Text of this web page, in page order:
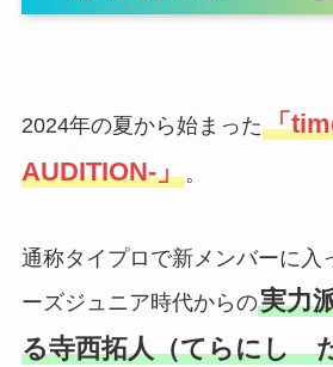
2024年の夏から始まった「
AUDITION-」。
通称タイプロで新メンバーに入
ーズジュニア時代からの実力
る寺西拓人（てらにし